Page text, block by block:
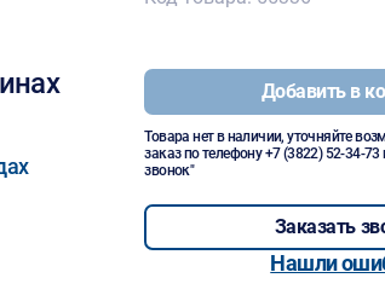
Добавить в
Товара нет в наличии, уточняйте
заказ по телефону+7 (3822) 52-34-73
звонок"
Заказать
Нашли